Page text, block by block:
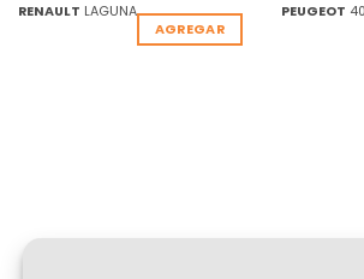
RENAULT LAGUNA
AGREGAR
PEUGEOT